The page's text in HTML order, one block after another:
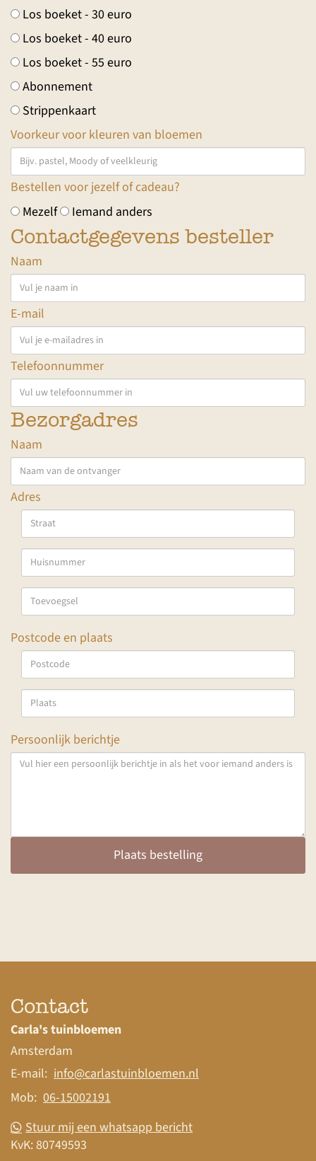
Los boeket - 30 euro
Los boeket - 40 euro
Los boeket - 55 euro
Abonnement
Strippenkaart
Voorkeur voor kleuren van bloemen
Bestellen voor jezelf of cadeau?
Mezelf
Iemand anders
Contactgegevens besteller
Naam
E-mail
Telefoonnummer
Bezorgadres
Naam
Adres
Postcode en plaats
Persoonlijk berichtje
Plaats bestelling
Contact
Carla's tuinbloemen
Amsterdam
E-mail: info@carlastuinbloemen.nl
Mob: 06-15002191
Stuur mij een whatsapp bericht
KvK:80749593